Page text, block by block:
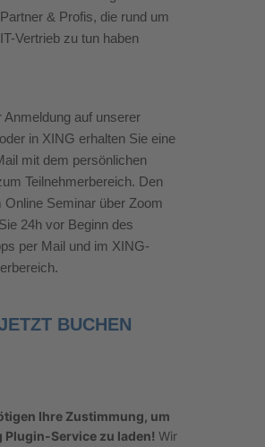
& Profis, die rund um
Vertrieb zu tun haben
Anmeldung auf unserer
in XING erhalten Sie eine
mit dem persönlichen
Teilnehmerbereich. Den
Online Seminar über Zoom
24h vor Beginn des
per Mail und im XING-
BUCHEN
Ihre Zustimmung, um
Plugin-Service zu laden! Wir